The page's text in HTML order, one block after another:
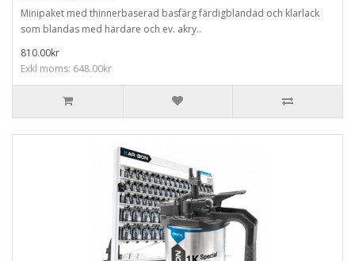
Minipaket med thinnerbaserad basfärg färdigblandad och klarlack
som blandas med härdare och ev. akry..
810.00kr
Exkl moms: 648.00kr